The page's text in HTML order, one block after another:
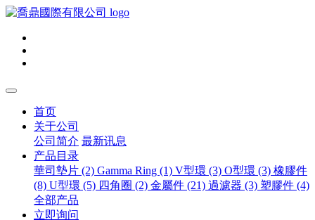
首页
关于公司
公司简介 最新讯息
产品目录
華司墊片 (2) Gamma Ring (1) V型環 (3) O型環 (3) 橡膠件
(8) U型環 (5) 四角圈 (2) 金屬件 (21) 過濾器 (3) 塑膠件 (4)
全部产品
立即询问